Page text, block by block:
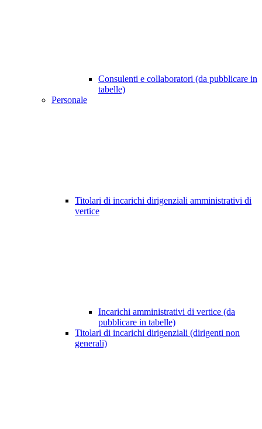
Consulenti e collaboratori (da pubblicare in
tabelle)
Personale
Titolari di incarichi dirigenziali amministrativi di
vertice
Incarichi amministrativi di vertice (da
pubblicare in tabelle)
Titolari di incarichi dirigenziali (dirigenti non
generali)